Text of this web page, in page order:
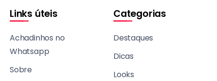
Links úteis
Achadinhos no
Whatsapp
Sobre
Categorias
Destaques
Dicas
Looks